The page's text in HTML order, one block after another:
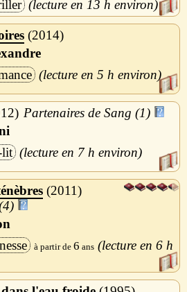
13 h
2014
5 h
Partenaires de Sang (1)
lit
7 h
2011
6 6 h